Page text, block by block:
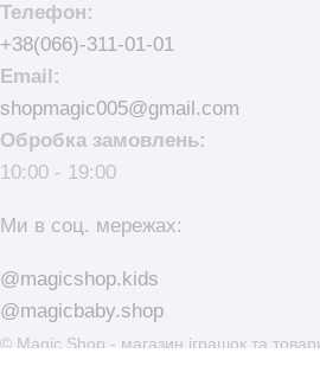
Телефон:
+38(066)-311-01-01
Email:
shopmagic005@gmail.com
Обробка замовлень:
10:00 - 19:00
Ми в соц. мережах:
@magicshop.kids
@magicbaby.shop
© Magic Shop - магазин іграшок та